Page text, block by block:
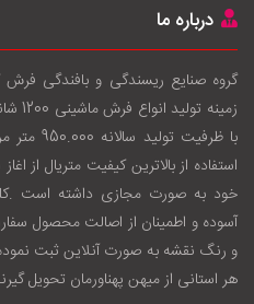
درباره ما
گروه صنایع ریسندگی و بافندگی
با ظرفيت
خود به صورت مجازی داشته است
آسوده و اطمينان از اصالت محصول
و رنگ نقشه به صورت آنلاين ثبت
هر استانی از ميهن پهناورمان تحويل